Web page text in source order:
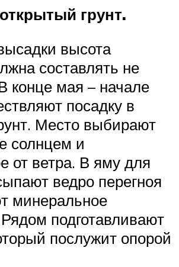
грунт.
высота
составлять не
конце мая – начале
посадку в
Место выбирают
солнцем и
от ветра. В яму для
ведро перегноя
минеральное
подготавливают
послужит опорой